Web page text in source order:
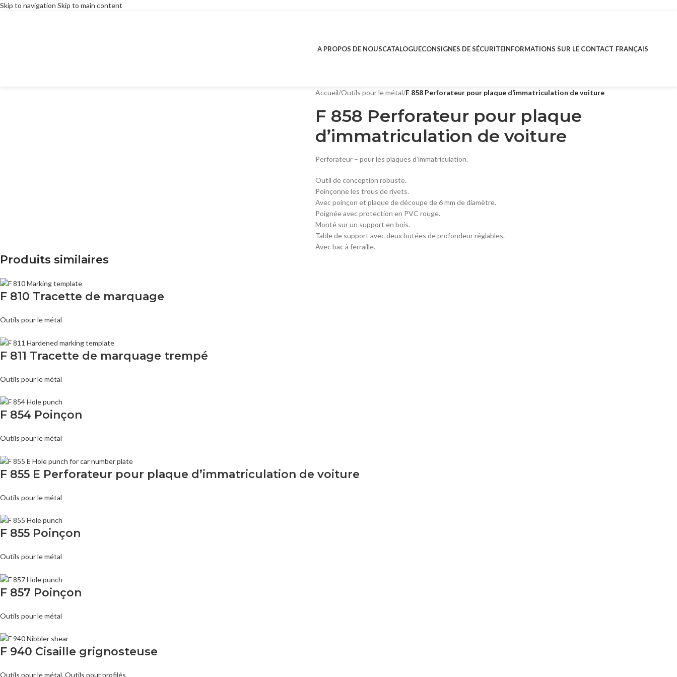
Skip to navigation Skip to main content
A PROPOS DE NOUSCATALOGUECONSIGNES DE SÉCURITEINFORMATIONS SUR LE CONTACT FRANÇAIS
Accueil/Outils pour le métal/F 858 Perforateur pour plaque d’immatriculation de voiture
F 858 Perforateur pour plaque
d’immatriculation de voiture
Perforateur – pour les plaques d’immatriculation.
Outil de conception robuste.
Poinçonne les trous de rivets.
Avec poinçon et plaque de découpe de 6 mm de diamètre.
Poignée avec protection en PVC rouge.
Monté sur un support en bois.
Table de support avec deux butées de profondeur réglables.
Avec bac à ferraille.
Produits similaires
F 810 Tracette de marquage
Outils pour le métal
F 811 Tracette de marquage trempé
Outils pour le métal
F 854 Poinçon
Outils pour le métal
F 855 E Perforateur pour plaque d’immatriculation de voiture
Outils pour le métal
F 855 Poinçon
Outils pour le métal
F 857 Poinçon
Outils pour le métal
F 940 Cisaille grignosteuse
Outils pour le métal, Outils pour profilés